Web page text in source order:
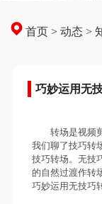
首页 >动态 >
巧妙运用无
转场是视频
我们聊了技巧转
技巧转场。无技
的自然过渡作转
巧妙运用无技巧